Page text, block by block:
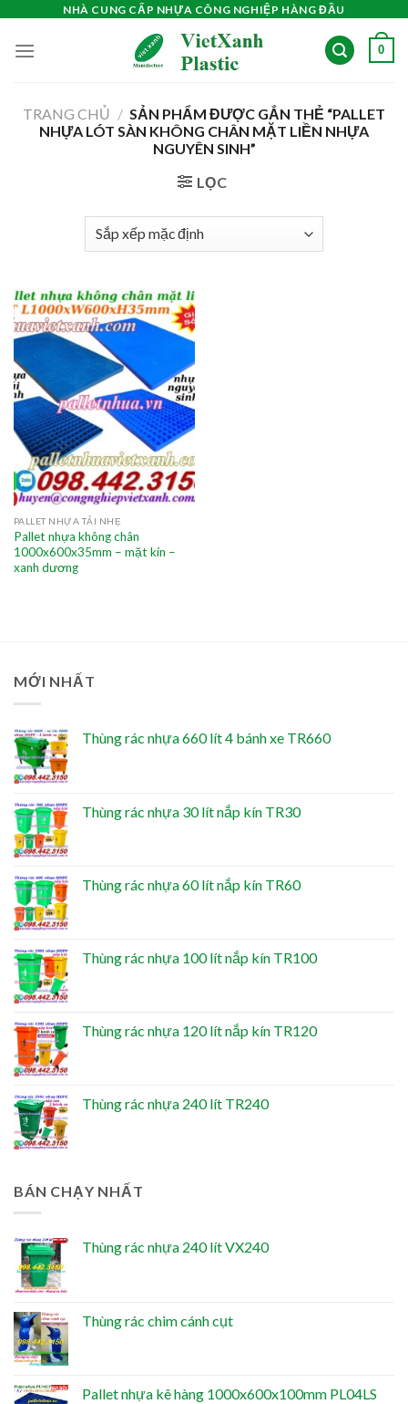
content
NHÀ CUNG CẤP NHỰA CÔNG NGHIỆP HÀNG ĐẦU
0
TRANG CHỦ / SẢN PHẨM ĐƯỢC GẮN THẺ “PALLET
NHỰA LÓT SÀN KHÔNG CHÂN MẶT LIỀN NHỰA
NGUYÊN SINH”
LỌC
PALLET NHỰA TẢI NHẸ
Pallet nhựa không chân
1000x600x35mm – mặt kín –
xanh dương
MỚI NHẤT
Thùng rác nhựa 660 lít 4 bánh xe TR660
Thùng rác nhựa 30 lít nắp kín TR30
Thùng rác nhựa 60 lít nắp kín TR60
Thùng rác nhựa 100 lít nắp kín TR100
Thùng rác nhựa 120 lít nắp kín TR120
Thùng rác nhựa 240 lít TR240
BÁN CHẠY NHẤT
Thùng rác nhựa 240 lít VX240
Thùng rác chim cánh cụt
Pallet nhựa kê hàng 1000x600x100mm PL04LS